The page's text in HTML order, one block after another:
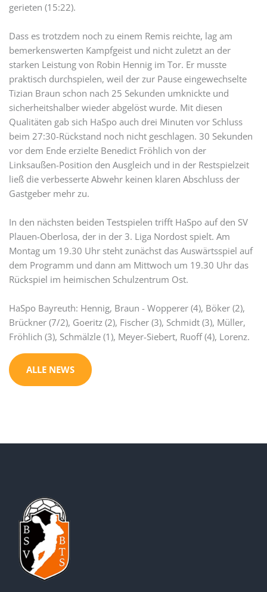
gerieten (15:22).
Dass es trotzdem noch zu einem Remis reichte, lag am
bemerkenswerten Kampfgeist und nicht zuletzt an der
starken Leistung von Robin Hennig im Tor. Er musste
praktisch durchspielen, weil der zur Pause eingewechselte
Tizian Braun schon nach 25 Sekunden umknickte und
sicherheitshalber wieder abgelöst wurde. Mit diesen
Qualitäten gab sich HaSpo auch drei Minuten vor Schluss
beim 27:30-Rückstand noch nicht geschlagen. 30 Sekunden
vor dem Ende erzielte Benedict Fröhlich von der
Linksaußen-Position den Ausgleich und in der Restspielzeit
ließ die verbesserte Abwehr keinen klaren Abschluss der
Gastgeber mehr zu.
In den nächsten beiden Testspielen trifft HaSpo auf den SV
Plauen-Oberlosa, der in der 3. Liga Nordost spielt. Am
Montag um 19.30 Uhr steht zunächst das Auswärtsspiel auf
dem Programm und dann am Mittwoch um 19.30 Uhr das
Rückspiel im heimischen Schulzentrum Ost.
HaSpo Bayreuth: Hennig, Braun - Wopperer (4), Böker (2),
Brückner (7/2), Goeritz (2), Fischer (3), Schmidt (3), Müller,
Fröhlich (3), Schmälzle (1), Meyer-Siebert, Ruoff (4), Lorenz.
ALLE NEWS